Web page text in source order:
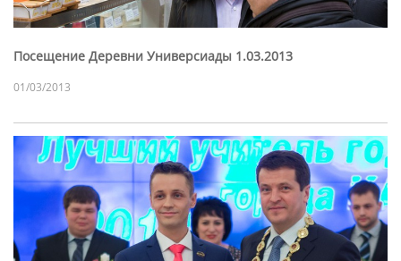
Посещение Деревни Универсиады 1.03.2013
01/03/2013